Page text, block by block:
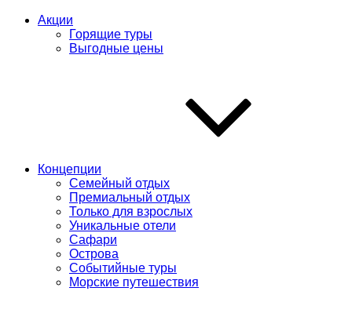
Акции
Горящие туры
Выгодные цены
Концепции
Семейный отдых
Премиальный отдых
Только для взрослых
Уникальные отели
Сафари
Острова
Событийные туры
Морские путешествия